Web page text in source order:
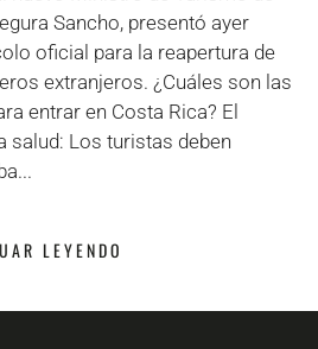
Sancho, presentó ayer
oficial para la reapertura de
extranjeros. ¿Cuáles son las
entrar en Costa Rica? El
salud: Los turistas deben
LEYENDO